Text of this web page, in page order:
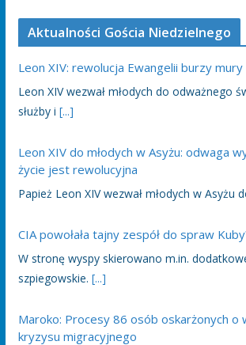
Aktualności Gościa Niedzielnego
Leon XIV: rewolucja Ewangelii burzy
Leon XIV wezwał młodych do odważnego
służby i [...]
Leon XIV do młodych w Asyżu: odwaga
życie jest rewolucyjna
Papież Leon XIV wezwał młodych w Asyżu
CIA powołała tajny zespół do spraw
W stronę wyspy skierowano m.in.
szpiegowskie. [...]
Maroko: Procesy 86 osób oskarżonych o
kryzysu migracyjnego